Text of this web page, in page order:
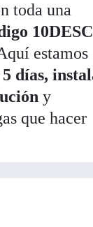
toda una
estamos
días,
y
que hacer